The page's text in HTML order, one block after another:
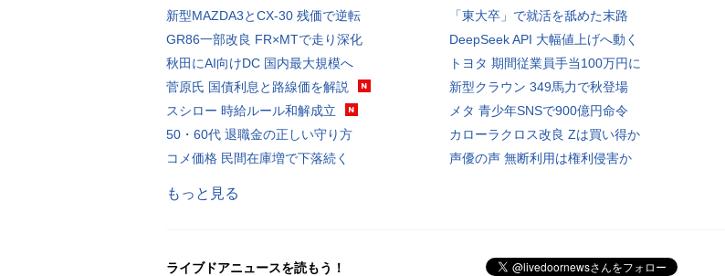
新型MAZDA3とCX-30 残価で逆転
GR86一部改良 FR×MTで走り深化
秋田にAI向けDC 国内最大規模へ
菅原氏 国債利息と路線価を解説
スシロー 時給ルール和解成立
50・60代 退職金の正しい守り方
コメ価格 民間在庫増で下落続く
「東大卒」で就活を舐めた末路
DeepSeek API 大幅値上げへ動く
トヨタ 期間従業員手当100万円に
新型クラウン 349馬力で秋登場
メタ 青少年SNSで900億円命令
カローラクロス改良 Zは買い得か
声優の声 無断利用は権利侵害か
もっと見る
ライブドアニュースを読もう！